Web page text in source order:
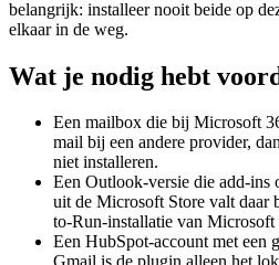
belangrijk: installeer nooit beide op
elkaar in de weg.
Wat je nodig hebt
Een mailbox die bij Microsoft
mail bij een andere provider,
niet installeren.
Een Outlook-versie die add-ins
uit de Microsoft Store valt daar
to-Run-installatie van
Een HubSpot-account met een